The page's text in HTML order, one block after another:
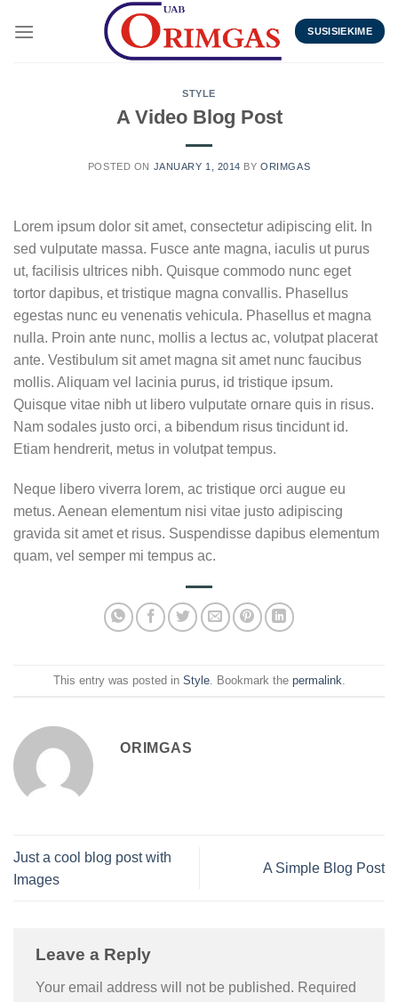
SUSISIEKIME
STYLE
A Video Blog Post
POSTED ON JANUARY 1, 2014 BYORIMGAS
Lorem ipsum dolor sit amet, consectetur adipiscing elit. In
sed vulputate massa. Fusce ante magna, iaculis ut purus
ut, facilisis ultrices nibh. Quisque commodo nunc eget
tortor dapibus, et tristique magna convallis. Phasellus
egestas nunc eu venenatis vehicula. Phasellus et magna
nulla. Proin ante nunc, mollis a lectus ac, volutpat placerat
ante. Vestibulum sit amet magna sit amet nunc faucibus
mollis. Aliquam vel lacinia purus, id tristique ipsum.
Quisque vitae nibh ut libero vulputate ornare quis in risus.
Nam sodales justo orci, a bibendum risus tincidunt id.
Etiam hendrerit, metus in volutpat tempus.
Neque libero viverra lorem, ac tristique orci augue eu
metus. Aenean elementum nisi vitae justo adipiscing
gravida sit amet et risus. Suspendisse dapibus elementum
quam, vel semper mi tempus ac.
This entry was posted in Style. Bookmark the permalink
ORIMGAS
Just a cool blog post with
Images
A Simple Blog Post
Leave a Reply
Your email address will not be published. Required